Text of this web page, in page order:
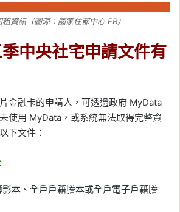
資訊（圖源：國家住都中心 FB）
中央社宅申請文件有
金融卡的申請人，可透過政府 MyData
使用 MyData，或系統無法取得完整資
下文件：
本、全戶戶籍謄本或全戶電子戶籍謄